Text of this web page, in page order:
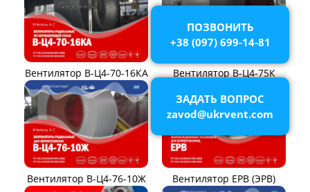
Вентилятор В-Ц4-70-16КА Вентилятор В-Ц4-75К
Вентилятор В-Ц4-76-10Ж Вентилятор ЕРВ (ЭРВ)
ПОЗВОНИТЬ
+38 (097) 699-14-81
ЗАДАТЬ ВОПРОС
zavod@ukrvent.com